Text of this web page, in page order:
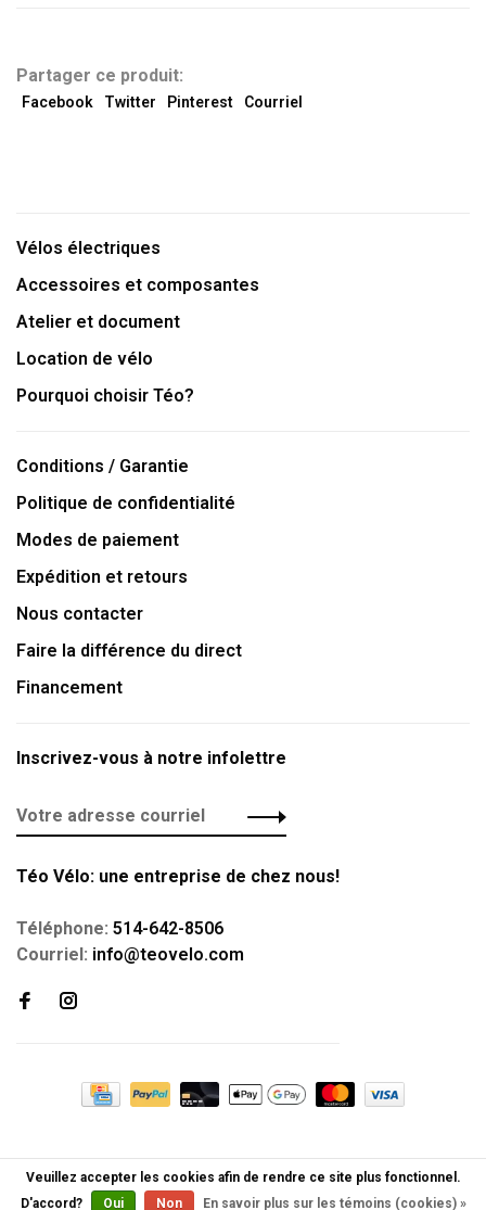
Partager ce produit:
Facebook Twitter Pinterest Courriel
Vélos électriques
Accessoires et composantes
Atelier et document
Location de vélo
Pourquoi choisir Téo?
Conditions / Garantie
Politique de confidentialité
Modes de paiement
Expédition et retours
Nous contacter
Faire la différence du direct
Financement
Inscrivez-vous à notre infolettre
Téo Vélo: une entreprise de chez nous!
Téléphone: 514-642-8506
Courriel: info@teovelo.com
Veuillez accepter les cookies afin de rendre ce site plus fonctionnel.
D'accord?
Oui Non En savoir plus sur les témoins (cookies) »